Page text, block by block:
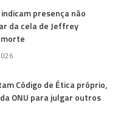
presença não
da cela de Jeffrey
Código de Ética próprio,
ONU para julgar outros